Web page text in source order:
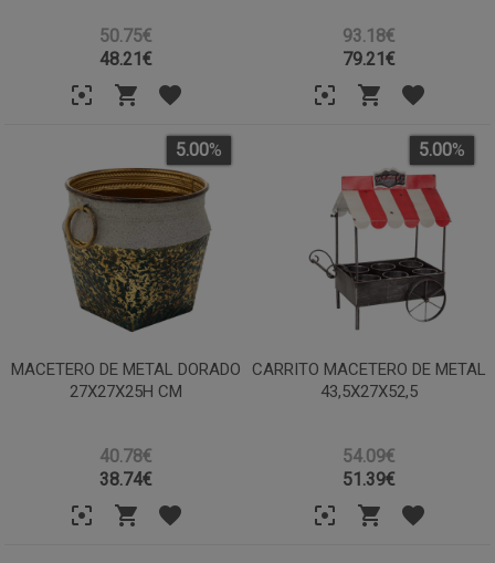
50.75€
48.21€
93.18€
79.21€
MACETERO DE METAL DORADO
27X27X25H CM
40.78€
5.00%
38.74€
CARRITO MACETERO DE METAL
43,5X27X52,5
54.09€
5.00%
51.39€